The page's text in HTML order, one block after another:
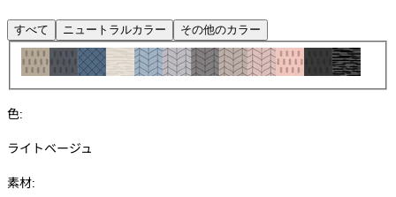
すべて ニュートラルカラー その他のカラー
色:
ライトベージュ
素材: